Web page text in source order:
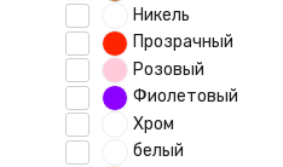
Никель
Прозрачный
Розовый
Фиолетовый
Хром
белый